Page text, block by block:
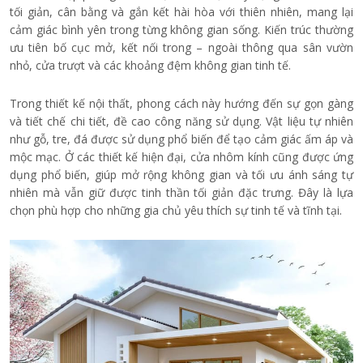
tối giản, cân bằng và gắn kết hài hòa với thiên nhiên, mang lại
cảm giác bình yên trong từng không gian sống. Kiến trúc thường
ưu tiên bố cục mở, kết nối trong – ngoài thông qua sân vườn
nhỏ, cửa trượt và các khoảng đệm không gian tinh tế.
Trong thiết kế nội thất, phong cách này hướng đến sự gọn gàng
và tiết chế chi tiết, đề cao công năng sử dụng. Vật liệu tự nhiên
như gỗ, tre, đá được sử dụng phổ biến để tạo cảm giác ấm áp và
mộc mạc. Ở các thiết kế hiện đại, cửa nhôm kính cũng được ứng
dụng phổ biến, giúp mở rộng không gian và tối ưu ánh sáng tự
nhiên mà vẫn giữ được tinh thần tối giản đặc trưng. Đây là lựa
chọn phù hợp cho những gia chủ yêu thích sự tinh tế và tĩnh tại.